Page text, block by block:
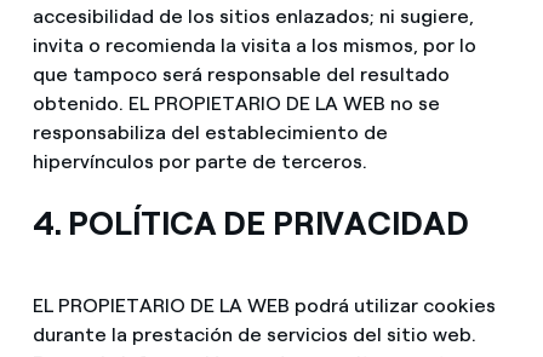
accesibilidad de los sitios enlazados; ni sugiere,
invita o recomienda la visita a los mismos, por lo
que tampoco será responsable del resultado
obtenido. EL PROPIETARIO DE LA WEB no se
responsabiliza del establecimiento de
hipervínculos por parte de terceros.
4. POLÍTICA DE PRIVACIDAD
EL PROPIETARIO DE LA WEB podrá utilizar cookies
durante la prestación de servicios del sitio web.